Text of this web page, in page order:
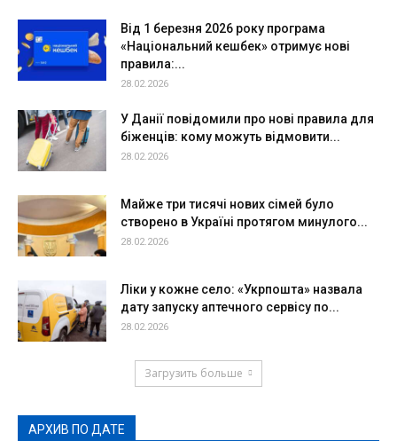
Від 1 березня 2026 року програма
«Національний кешбек» отримує нові
правила:...
28.02.2026
У Данії повідомили про нові правила для
біженців: кому можуть відмовити...
28.02.2026
Майже три тисячі нових сімей було
створено в Україні протягом минулого...
28.02.2026
Ліки у кожне село: «Укрпошта» назвала
дату запуску аптечного сервісу по...
28.02.2026
Загрузить больше
АРХИВ ПО ДАТЕ